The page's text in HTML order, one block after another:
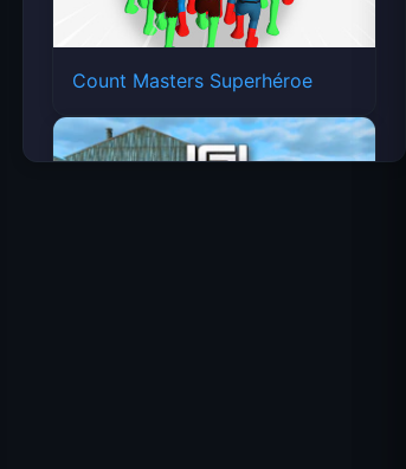
Count Masters Superhéroe